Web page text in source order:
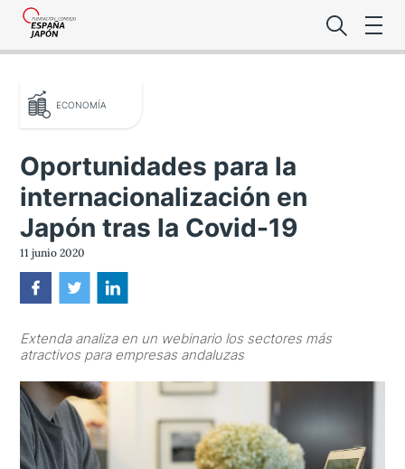
Lo último de
Foro
ECONOMÍA
Oportunidades para la
internacionalización en
Japón tras la Covid-19
11 junio 2020
Extenda analiza en un webinario los sectores más
atractivos para empresas andaluzas